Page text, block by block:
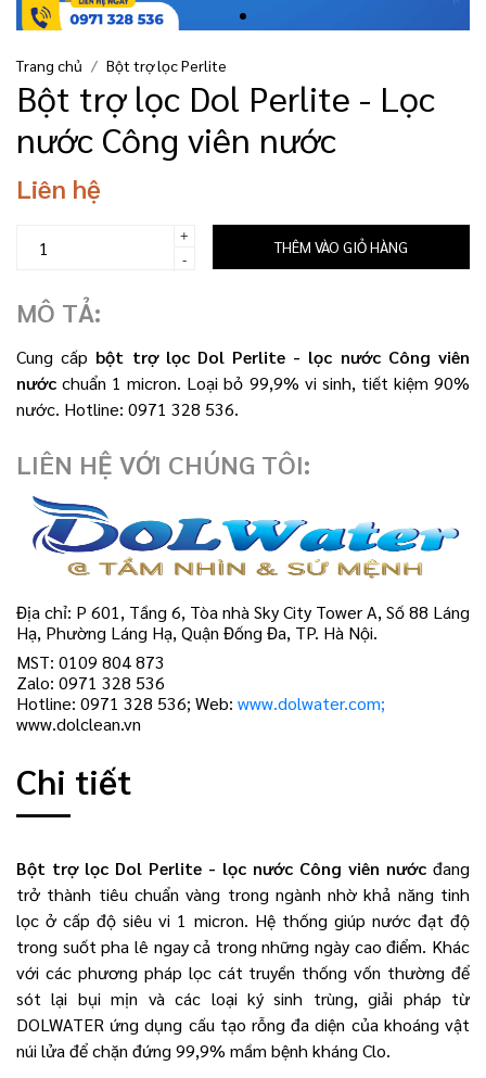
Trang chủ Bột trợ lọc Perlite
Bột trợ lọc Dol Perlite - Lọc
nước Công viên nước
Liên hệ
+
-
THÊM VÀO GIỎ HÀNG
MÔ TẢ:
Cung cấp bột trợ lọc Dol Perlite - lọc nước Công viên
nước chuẩn 1 micron. Loại bỏ 99,9% vi sinh, tiết kiệm 90%
nước. Hotline: 0971 328 536.
LIÊN HỆ VỚI CHÚNG TÔI:
Địa chỉ: P 601, Tầng 6, Tòa nhà Sky City Tower A, Số 88 Láng
Hạ, Phường Láng Hạ, Quận Đống Đa, TP. Hà Nội.
MST: 0109 804 873
Zalo: 0971 328 536
Hotline: 0971 328 536; Web: www.dolwater.com;
www.dolclean.vn
Chi tiết
Bột trợ lọc Dol Perlite - lọc nước Công viên nước đang
trở thành tiêu chuẩn vàng trong ngành nhờ khả năng tinh
lọc ở cấp độ siêu vi 1 micron. Hệ thống giúp nước đạt độ
trong suốt pha lê ngay cả trong những ngày cao điểm. Khác
với các phương pháp lọc cát truyền thống vốn thường để
sót lại bụi mịn và các loại ký sinh trùng, giải pháp từ
DOLWATER ứng dụng cấu tạo rỗng đa diện của khoáng vật
núi lửa để chặn đứng 99,9% mầm bệnh kháng Clo.